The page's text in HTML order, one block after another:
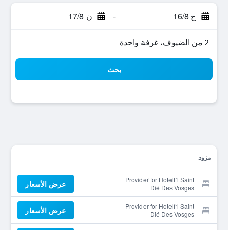
ح 16/8 - ن 17/8
2 من الضيوف، غرفة واحدة
بحث
مزود
Provider for Hotelf1 Saint
Dié Des Vosges
عرض الأسعار
Provider for Hotelf1 Saint
Dié Des Vosges
عرض الأسعار